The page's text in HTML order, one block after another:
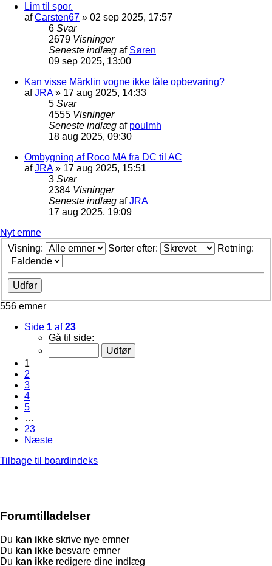
Lim til spor.
afCarsten67 » 02 sep 2025, 17:57
6 Svar
2679 Visninger
Seneste indlæg af Søren
09 sep 2025, 13:00
Kan visse Märklin vogne ikke tåle opbevaring?
afJRA» 17 aug 2025, 14:33
5 Svar
4555 Visninger
Seneste indlæg af poulmh
18 aug 2025, 09:30
Ombygning af Roco MA fra DC til AC
afJRA» 17 aug 2025, 15:51
3 Svar
2384 Visninger
Seneste indlæg afJRA
17 aug 2025, 19:09
Nyt emne
Visning:
Sorter efter: Retning:
556 emner
Side 1 af23
Gå til side:
1
2
3
4
5
…
23
Næste
Tilbage til boardindeks
Forumtilladelser
Du kan ikke skrive nye emner
Du kan ikke besvare emner
Du kan ikke redigere dine indlæg